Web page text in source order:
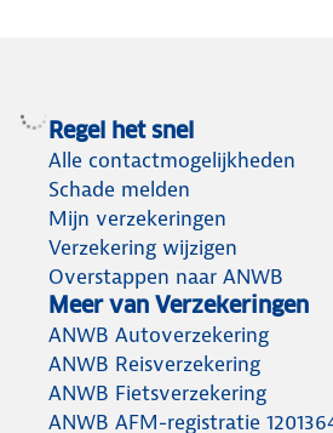
Regel het snel
Alle contactmogelijkheden
Schade melden
Mijn verzekeringen
Verzekering wijzigen
Overstappen naar ANWB
Meer van Verzekeringen
ANWB Autoverzekering
ANWB Reisverzekering
ANWB Fietsverzekering
ANWB AFM-registratie